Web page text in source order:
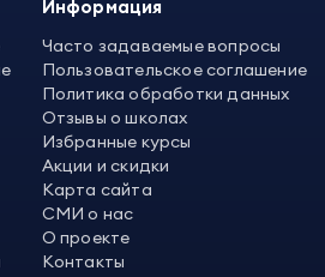
Информация
Часто задаваемые вопросы
Пользовательское соглашение
Политика обработки данных
Отзывы о школах
Избранные курсы
Акции и скидки
Карта сайта
СМИ о нас
О проекте
Контакты